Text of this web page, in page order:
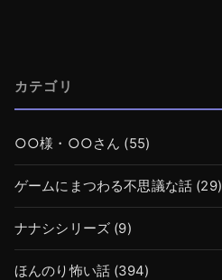
カテゴリ
○○様・○○さん (55)
ゲームにまつわる不思議な話 (29)
ナナシシリーズ (9)
ほんのり怖い話 (394)